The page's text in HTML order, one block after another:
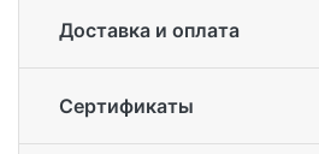
Доставка и оплата
Сертификаты